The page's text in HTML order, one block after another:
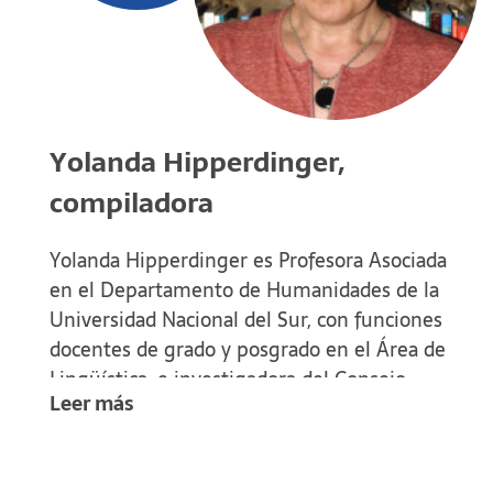
Yolanda Hipperdinger,
compiladora
Yolanda Hipperdinger es Profesora Asociada
en el Departamento de Humanidades de la
Universidad Nacional del Sur, con funciones
docentes de grado y posgrado en el Área de
Lingüística, e investigadora del Consejo
Nacional de Investigaciones Científicas y
Leer más